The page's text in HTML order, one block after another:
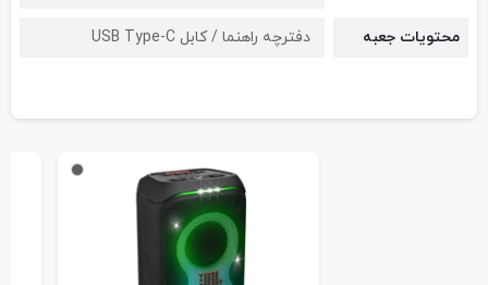
محتویات جعبه دفترچه راهنما / کابل USB Type-C